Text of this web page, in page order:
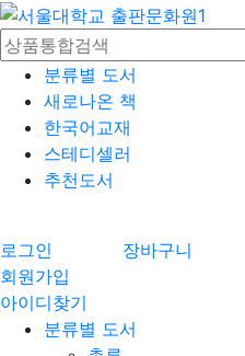
분류별 도서
새로나온 책
한국어교재
스테디셀러
추천도서
로그인 장바구니
회원가입
아이디찾기
분류별 도서